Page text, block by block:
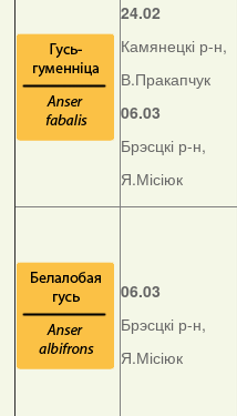
24.02
Камянецкі р-н,
В.Пракапчук
06.03
Брэсцкі р-н,
Я.Місіюк
06.03
Брэсцкі р-н,
Я.Місіюк